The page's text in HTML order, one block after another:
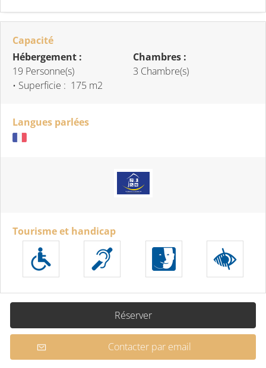
Capacité
Hébergement :
19 Personne(s)
• Superficie : 175 m2
Chambres :
3 Chambre(s)
Langues parlées
Tourisme et handicap
Réserver
Contacter par email